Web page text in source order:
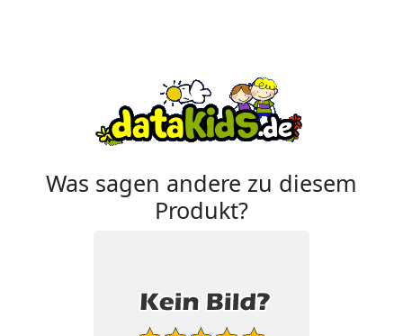
Was sagen andere zu diesem
Produkt?